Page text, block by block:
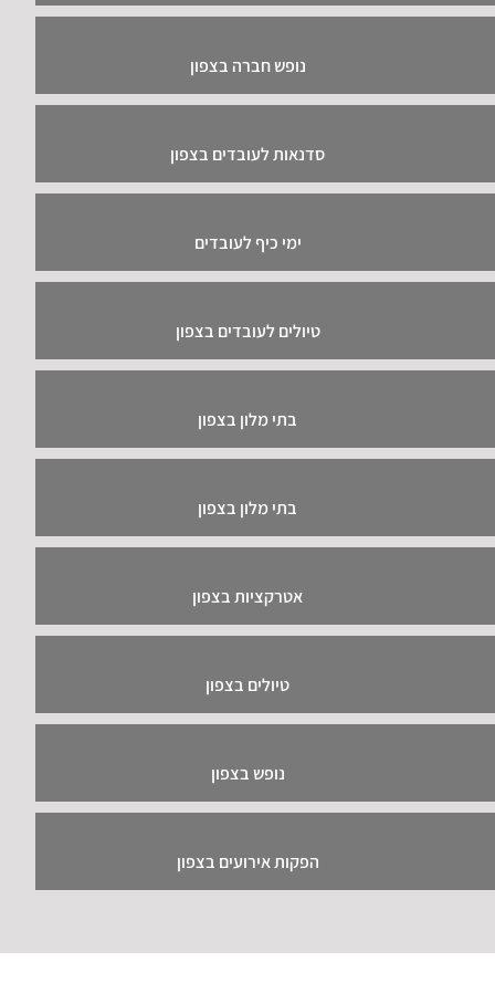
נופש חברה בצפון
סדנאות לעובדים בצפון
ימי כיף לעובדים
טיולים לעובדים בצפון
בתי מלון בצפון
בתי מלון בצפון
אטרקציות בצפון
טיולים בצפון
נופש בצפון
הפקות אירועים בצפון